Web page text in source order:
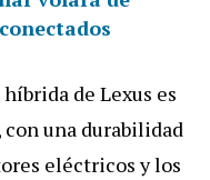
de Lexus es
una durabilidad
eléctricos y los